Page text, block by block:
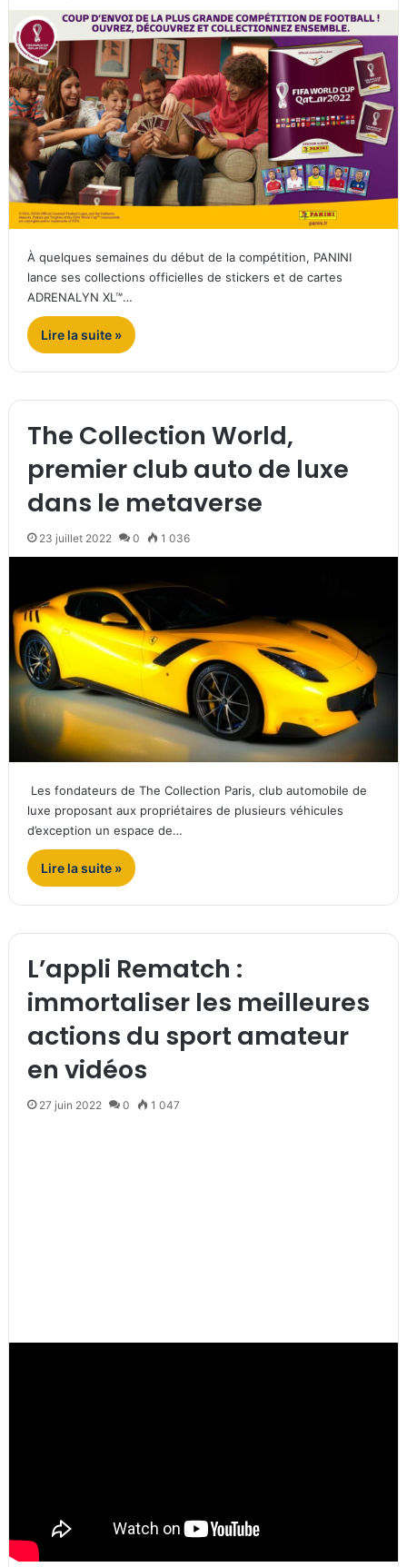
À quelques semaines du début de la compétition, PANINI
lance ses collections officielles de stickers et de cartes
ADRENALYN XL™…
Lire la suite »
The Collection World,
premier club auto de luxe
dans le metaverse
23 juillet 2022 0 1 036
Les fondateurs de The Collection Paris, club automobile de
luxe proposant aux propriétaires de plusieurs véhicules
d’exception un espace de…
Lire la suite »
L’appli Rematch :
immortaliser les meilleures
actions du sport amateur
en vidéos
27 juin 2022 0 1 047